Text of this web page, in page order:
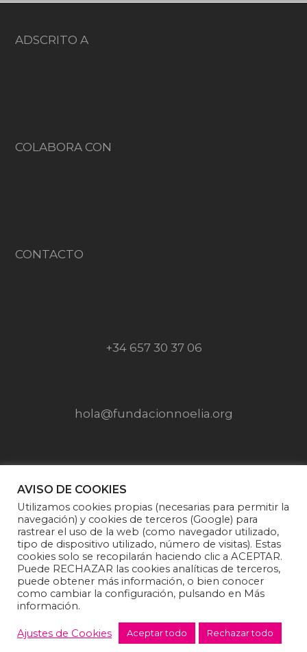
ADSCRITO A
COLABORA CON
CONTACTO
+34 657 30 37 06
hola@fundacionnoelia.org
Fundación Noelia |
Política de cookies·Condiciones generales
de venta y donaciones
AVISO DE COOKIES
Utilizamos cookies propias (necesarias para permitir la
navegación) y cookies de terceros (Google) para
rastrear el uso de la web (como navegador utilizado,
tipo de dispositivo utilizado, número de visitas). Estas
cookies solo se recopilarán haciendo clic a ACEPTAR.
Puede RECHAZAR las cookies analíticas de terceros,
puede obtener más información, o bien conocer
como cambiar la configuración, pulsando en Más
información.
Ajustes de Cookies Aceptar todo Rechazar todo